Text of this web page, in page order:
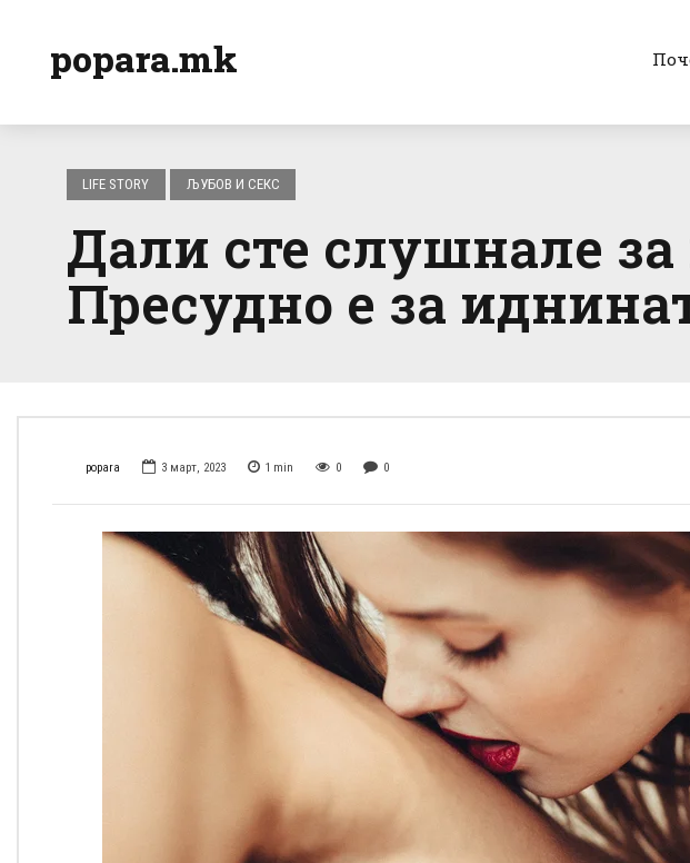
popara.mk
LIFE STORY ЉУБОВ И СЕКС
Дали сте слушнале
Пресудно е за
popara 3 март, 2023 1 min 0 0